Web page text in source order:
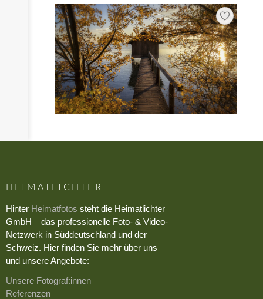
HEIMATLICHTER
Hinter Heimatfotos steht die Heimatlichter
GmbH – das professionelle Foto- & Video-
Netzwerk in Süddeutschland und der
Schweiz. Hier finden Sie mehr über uns
und unsere Angebote:
Unsere Fotograf:innen
Referenzen